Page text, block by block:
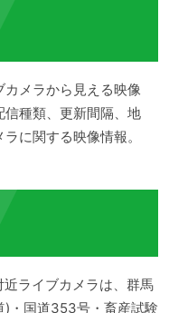
メラから見える映像
種類、更新間隔、地
に関する映像情報。
ライブカメラは、群馬
)・国道353号・畜産試験